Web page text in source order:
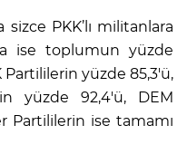
PKK’lı militanlara
ise toplumun yüzde
Partililerin yüzde 85,3'ü,
yüzde 92,4'ü, DEM
Partililerin ise tamamı